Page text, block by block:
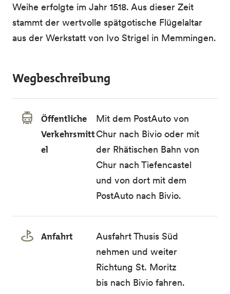
Weihe erfolgte im Jahr 1518. Aus dieser Zeit
stammt der wertvolle spätgotische Flügelaltar
aus der Werkstatt von Ivo Strigel in Memmingen.
Wegbeschreibung
Öffentliche
Verkehrsmitt
el
Mit dem PostAuto von
Chur nach Bivio oder mit
der Rhätischen Bahn von
Chur nach Tiefencastel
und von dort mit dem
PostAuto nach Bivio.
Anfahrt
Ausfahrt Thusis Süd
nehmen und weiter
Richtung St. Moritz
bis nach Bivio fahren.